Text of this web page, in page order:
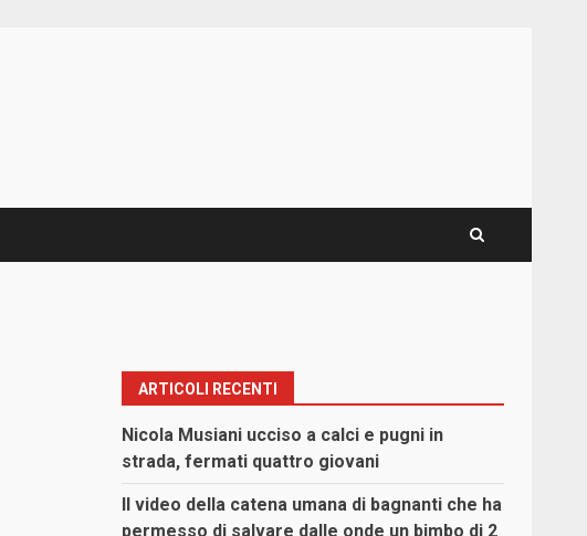
ARTICOLI RECENTI
Nicola Musiani ucciso a calci e pugni in
strada, fermati quattro giovani
Il video della catena umana di bagnanti che ha
permesso di salvare dalle onde un bimbo di 2